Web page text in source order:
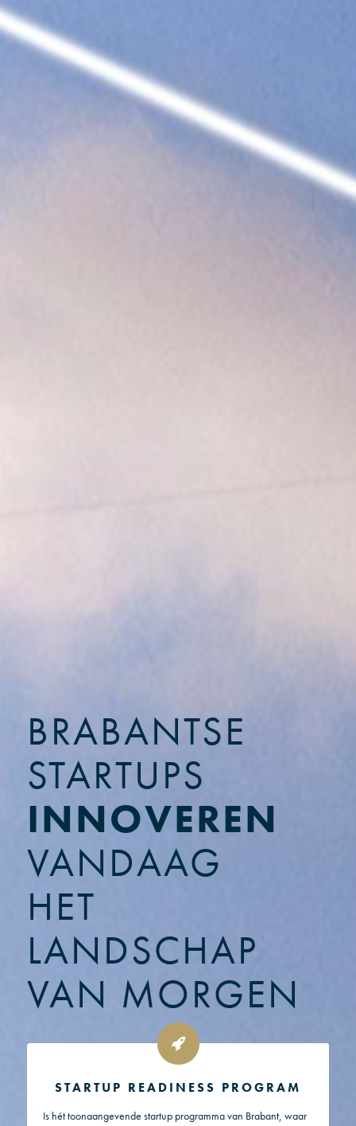
BRABANTSE
STARTUPS
INNOVEREN
VANDAAG
HET
LANDSCHAP
VAN MORGEN
STARTUP READINESS PROGRAM
Is hét toonaangevende startup programma van Brabant, waar